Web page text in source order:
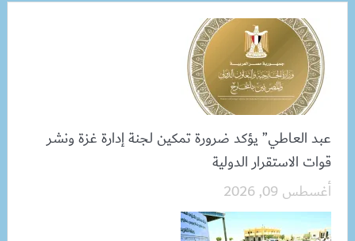
عبد العاطي” يؤكد ضرورة تمكين لجنة إدارة غزة ونشر
قوات الاستقرار الدولية
أغسطس 09, 2026